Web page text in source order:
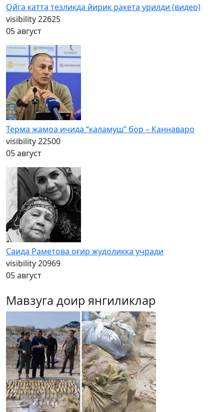
Ойга катта тезликда йирик ракета урилди (видео)
visibility22625
05 август
Терма жамоа ичида “каламуш” бор – Каннаваро
visibility22500
05 август
Саида Раметова оғир жудоликка учради
visibility20969
05 август
Мавзуга доир янгиликлар